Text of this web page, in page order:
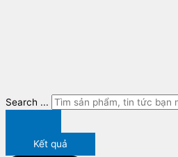
Search ...
Kết quả